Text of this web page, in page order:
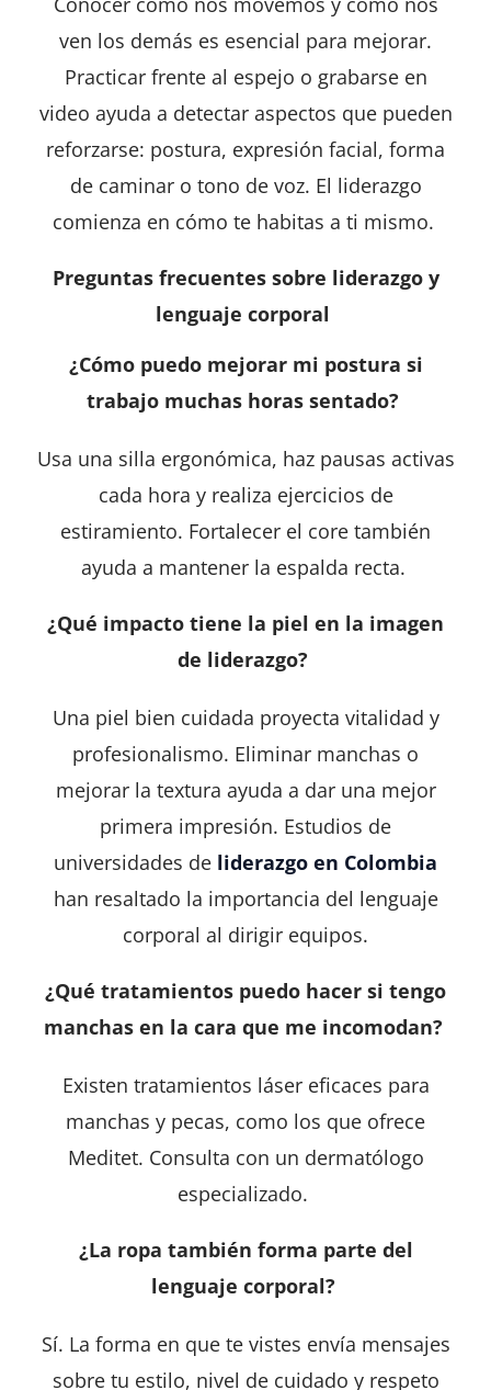
ven los demás es esencial para mejorar.
Practicar frente al espejo o grabarse en
video ayuda a detectar aspectos que pueden
reforzarse: postura, expresión facial, forma
de caminar o tono de voz. El liderazgo
comienza en cómo te habitas a ti mismo.
Preguntas frecuentes sobre liderazgo y
lenguaje corporal
¿Cómo puedo mejorar mi postura si
trabajo muchas horas sentado?
Usa una silla ergonómica, haz pausas activas
cada hora y realiza ejercicios de
estiramiento. Fortalecer el core también
ayuda a mantener la espalda recta.
¿Qué impacto tiene la piel en la imagen
de liderazgo?
Una piel bien cuidada proyecta vitalidad y
profesionalismo. Eliminar manchas o
mejorar la textura ayuda a dar una mejor
primera impresión. Estudios de
universidades de liderazgo en Colombia
han resaltado la importancia del lenguaje
corporal al dirigir equipos.
¿Qué tratamientos puedo hacer si tengo
manchas en la cara que me incomodan?
Existen tratamientos láser eficaces para
manchas y pecas, como los que ofrece
Meditet. Consulta con un dermatólogo
especializado.
¿La ropa también forma parte del
lenguaje corporal?
Sí. La forma en que te vistes envía mensajes
sobre tu estilo, nivel de cuidado y respeto